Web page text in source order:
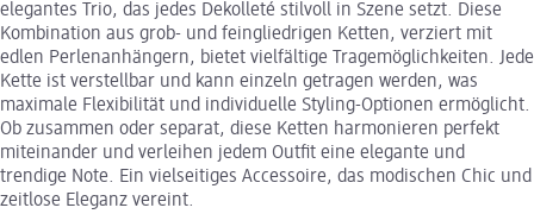
elegantes Trio, das jedes Dekolleté stilvoll in Szene setzt. Diese
Kombination aus grob- und feingliedrigen Ketten, verziert mit
edlen Perlenanhängern, bietet vielfältige Tragemöglichkeiten. Jede
Kette ist verstellbar und kann einzeln getragen werden, was
maximale Flexibilität und individuelle Styling-Optionen ermöglicht.
Ob zusammen oder separat, diese Ketten harmonieren perfekt
miteinander und verleihen jedem Outfit eine elegante und
trendige Note. Ein vielseitiges Accessoire, das modischen Chic und
zeitlose Eleganz vereint.